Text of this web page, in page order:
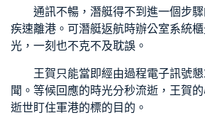
通訊不暢，潛艇得不到進一個步
疾速離港。可潛艇返航時辦公室系統櫃
光，一刻也不克不及耽誤。
王賀只能當即經由過程電子訊號
聞。等候回應的時光分秒流逝，王賀
逝世盯住軍港的標的目的。